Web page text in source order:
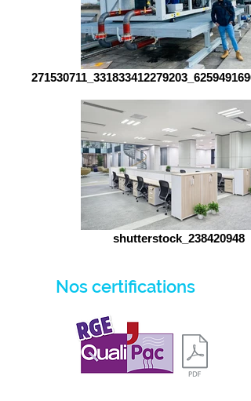
shutterstock_238420948
Nos certifications